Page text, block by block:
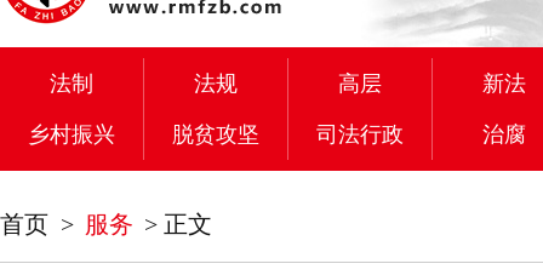
法制 法规 高层 新法
乡村振兴 脱贫攻坚 司法行政 治腐
首页 > 服务 > 正文